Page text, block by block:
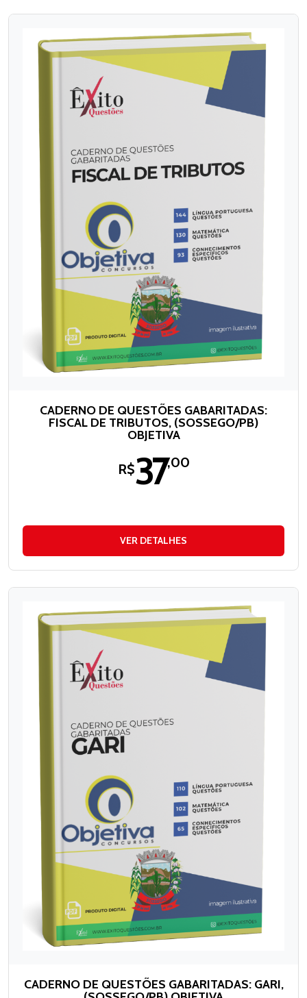
CADERNO DE QUESTÕES GABARITADAS:
FISCAL DE TRIBUTOS, (SOSSEGO/PB)
OBJETIVA
R$37,00
VER DETALHES
CADERNO DE QUESTÕES GABARITADAS: GARI,